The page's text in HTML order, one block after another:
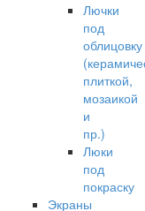
Лючки
под
облицовку
плиткой,
мозаикой
и
пр.)
Люки
под
покраску
Экраны